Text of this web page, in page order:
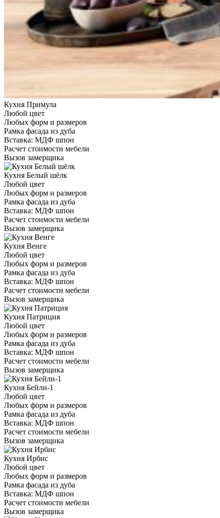
Кухня Примула
Любой цвет
Любых форм и размеров
Рамка фасада из дуба
Вставка: МДФ шпон
Расчет стоимости мебели
Вызов замерщика
Кухня Белый шёлк
Любой цвет
Любых форм и размеров
Рамка фасада из дуба
Вставка: МДФ шпон
Расчет стоимости мебели
Вызов замерщика
Кухня Венге
Любой цвет
Любых форм и размеров
Рамка фасада из дуба
Вставка: МДФ шпон
Расчет стоимости мебели
Вызов замерщика
Кухня Патриция
Любой цвет
Любых форм и размеров
Рамка фасада из дуба
Вставка: МДФ шпон
Расчет стоимости мебели
Вызов замерщика
Кухня Бейли-1
Любой цвет
Любых форм и размеров
Рамка фасада из дуба
Вставка: МДФ шпон
Расчет стоимости мебели
Вызов замерщика
Кухня Ирбис
Любой цвет
Любых форм и размеров
Рамка фасада из дуба
Вставка: МДФ шпон
Расчет стоимости мебели
Вызов замерщика